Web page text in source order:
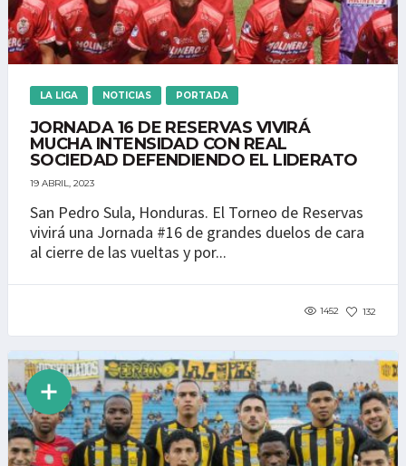
LA LIGA NOTICIAS PORTADA
JORNADA 16 DE RESERVAS VIVIRÁ
MUCHA INTENSIDAD CON REAL
SOCIEDAD DEFENDIENDO EL LIDERATO
19 ABRIL, 2023
San Pedro Sula, Honduras. El Torneo de Reservas
vivirá una Jornada #16 de grandes duelos de cara
al cierre de las vueltas y por...
1452 132